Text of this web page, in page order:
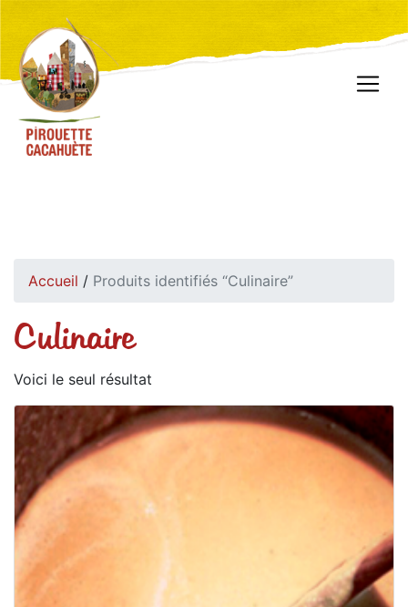
Accueil / Produits identifiés “Culinaire”
Culinaire
Voici le seul résultat